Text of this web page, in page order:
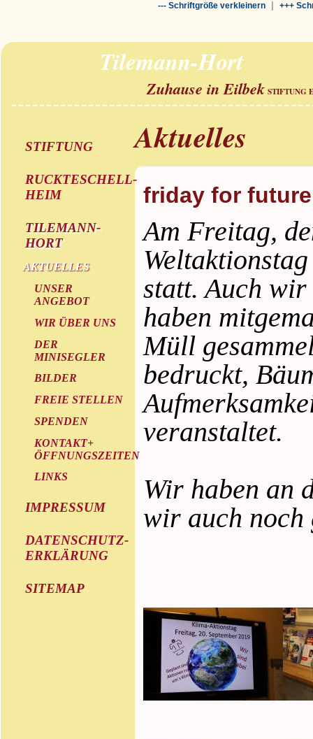
--- Schriftgröße verkleinern| +++
Tilemann-Hort
Zuhause in Eilbek STIFTUNG
STIFTUNG
RUCKTESCHELL-
HEIM
TILEMANN-
HORT
AKTUELLES
UNSER
ANGEBOT
WIR ÜBER UNS
DER
MINISEGLER
BILDER
FREIE STELLEN
SPENDEN
KONTAKT+
ÖFFNUNGSZEITEN
LINKS
IMPRESSUM
DATENSCHUTZ-
ERKLÄRUNG
SITEMAP
Aktuelles
friday for
Am Freitag,
statt. Auch wir
haben
Müll
bedruckt,
veranstaltet.
Wir haben an
wir auch noch